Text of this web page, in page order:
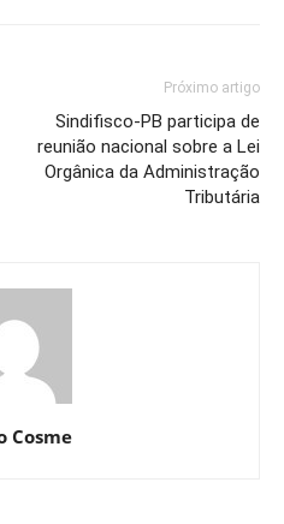
Próximo artigo
Sindifisco-PB participa de
reunião nacional sobre a Lei
Orgânica da Administração
Tributária
Cosme